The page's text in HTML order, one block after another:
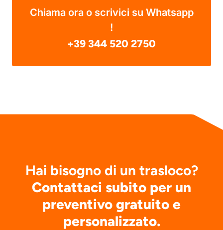
Chiama ora o scrivici su Whatsapp
!
+39 344 520 2750
Hai bisogno di un trasloco?
Contattaci subito per un
preventivo gratuito e
personalizzato.